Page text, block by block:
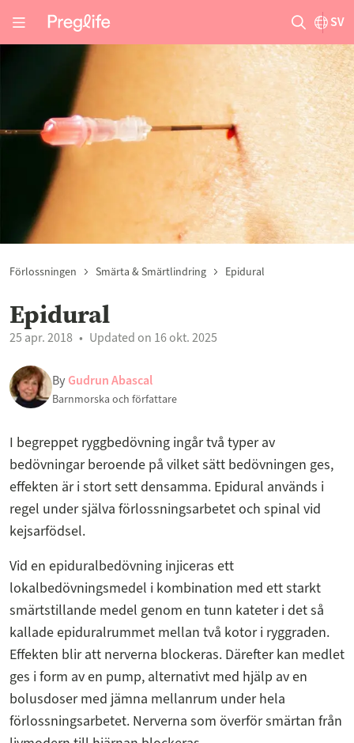
SV
Förlossningen Smärta & Smärtlindring Epidural
Epidural
25 apr. 2018 Updated on 16 okt. 2025
By Gudrun Abascal
Barnmorska och författare
I begreppet ryggbedövning ingår två typer av
bedövningar beroende på vilket sätt bedövningen ges,
effekten är i stort sett densamma. Epidural används i
regel under själva förlossningsarbetet och spinal vid
kejsarfödsel.
Vid en epiduralbedövning injiceras ett
lokalbedövningsmedel i kombination med ett starkt
smärtstillande medel genom en tunn kateter i det så
kallade epiduralrummet mellan två kotor i ryggraden.
Effekten blir att nerverna blockeras. Därefter kan medlet
ges i form av en pump, alternativt med hjälp av en
bolusdoser med jämna mellanrum under hela
förlossningsarbetet. Nerverna som överför smärtan från